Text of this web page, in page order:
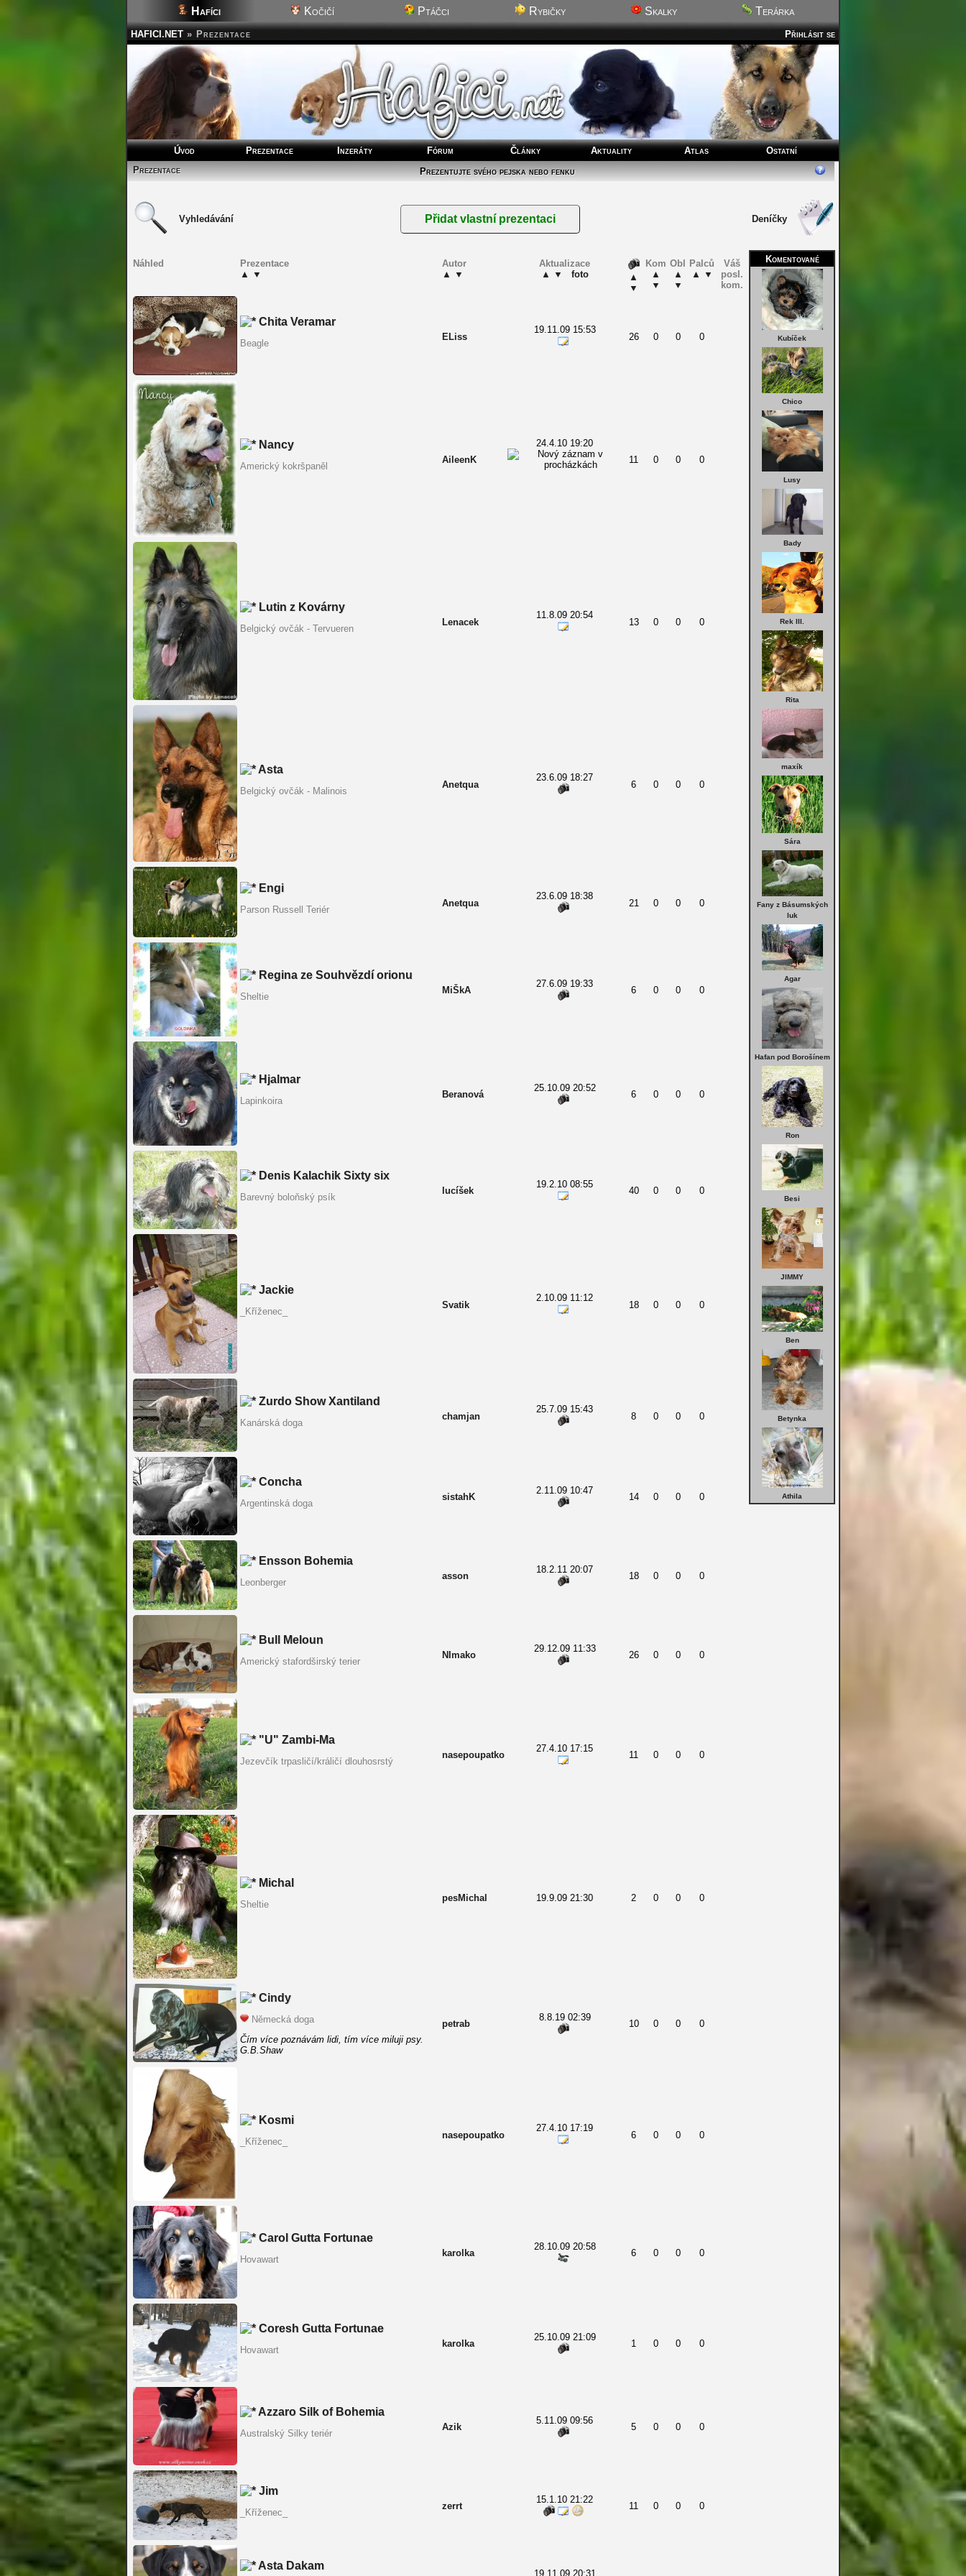
Hafíci Kočičí Ptáčci Rybičky Skalky Terárka
Přihlásit se
HAFICI.NET » Prezentace
Úvod Prezentace Inzeráty Fórum Články Aktuality Atlas
Ostatní
Prezentace
Prezentujte svého pejska nebo fenku
Vyhledávání Deníčky
Komentované
Kubíček
Chico
Lusy
Bady
Rek III.
Rita
maxík
Sára
Fany z Básumských
luk
Agar
Hafan pod Borošínem
Ron
Besi
JIMMY
Ben
Betynka
Athila
Náhled
Prezentace
▲ ▼
Autor
▲ ▼
Aktualizace
▲ ▼ foto
▲
▼
Kom
▲
▼
Obl
▲
▼
Palců
▲ ▼
Váš
posl.
kom.
Chita Veramar
Beagle
ELiss
19.11.09 15:53
26 0 0 0
Nancy
Americký kokršpaněl
AileenK
24.4.10 19:20
11
0 0 0
Lutin z Kovárny
Belgický ovčák - Tervueren
Lenacek
11.8.09 20:54
13 0 0 0
Asta
Belgický ovčák - Malinois
Anetqua
23.6.09 18:27
6 0 0 0
Engi
Parson Russell Teriér
Anetqua
23.6.09 18:38
21 0 0 0
Regina ze Souhvězdí orionu
Sheltie
MiŠkA
27.6.09 19:33
6 0 0 0
Hjalmar
Lapinkoira
Beranová
25.10.09 20:52
6 0 0 0
Denis Kalachik Sixty six
Barevný boloňský psík
lucíšek
19.2.10 08:55
40 0 0 0
Jackie
_Kříženec_
Svatik
2.10.09 11:12
18 0 0 0
Zurdo Show Xantiland
Kanárská doga
chamjan
25.7.09 15:43
8 0 0 0
Concha
Argentinská doga
sistahK
2.11.09 10:47
14 0 0 0
Ensson Bohemia
Leonberger
asson
18.2.11 20:07
18 0 0 0
Bull Meloun
Americký stafordširský terier
NImako
29.12.09 11:33
26 0 0 0
"U" Zambi-Ma
Jezevčík trpasličí/králičí dlouhosrstý
nasepoupatko
27.4.10 17:15
11 0 0 0
Michal
Sheltie
pesMichal 19.9.09 21:30 2 0 0 0
Cindy
Německá doga
Čím více poznávám lidi, tím více miluji psy.
G.B.Shaw
petrab
8.8.19 02:39
10 0 0 0
Kosmi
_Kříženec_
nasepoupatko
27.4.10 17:19
6 0 0 0
Carol Gutta Fortunae
Hovawart
karolka
28.10.09 20:58
6 0 0 0
Coresh Gutta Fortunae
Hovawart
karolka
25.10.09 21:09
1 0 0 0
Azzaro Silk of Bohemia
Australský Silky teriér
Azik
5.11.09 09:56
5 0 0 0
Jim
_Kříženec_
zerrt
15.1.10 21:22
11 0 0 0
Asta Dakam
19.11.09 20:31